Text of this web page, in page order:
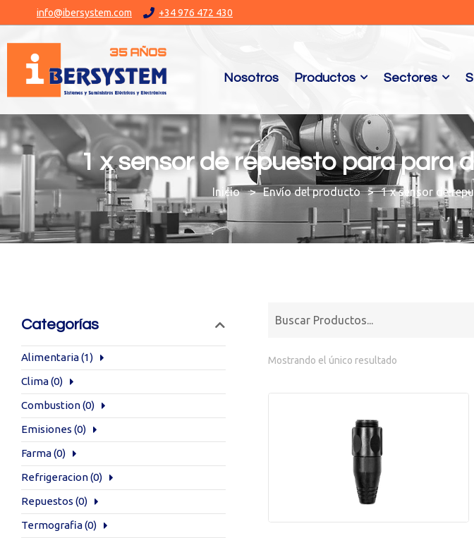
info@ibersystem.com +34 976 472 430
Nosotros Productos Sectores
1 x sensor de repuesto para para
You are here: Envío del producto 1 x sensor de
Categorías
Alimentaria(1)
Clima(0)
Combustion(0)
Emisiones (0)
Farma(0)
Refrigeracion(0)
Repuestos (0)
Termografia(0)
Mostrando el único resultado